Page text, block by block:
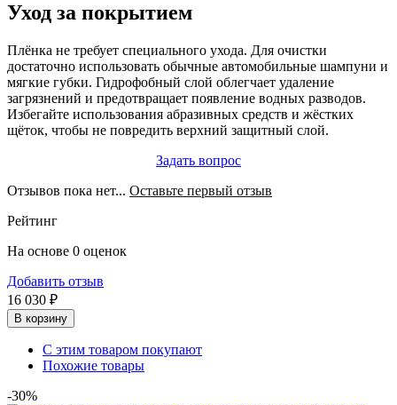
Уход за покрытием
Плёнка не требует специального ухода. Для очистки
достаточно использовать обычные автомобильные шампуни и
мягкие губки. Гидрофобный слой облегчает удаление
загрязнений и предотвращает появление водных разводов.
Избегайте использования абразивных средств и жёстких
щёток, чтобы не повредить верхний защитный слой.
Задать вопрос
Отзывов пока нет... Оставьте первый отзыв
Рейтинг
На основе 0 оценок
Добавить отзыв
16 030 ₽
В корзину
С этим товаром покупают
Похожие товары
-30%